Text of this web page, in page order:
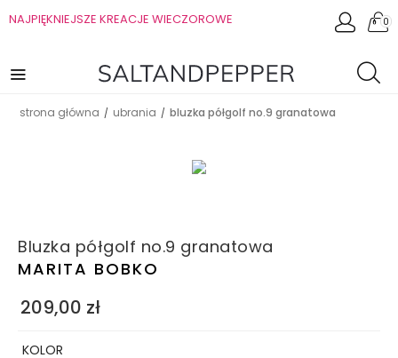
NAJPIĘKNIEJSZE KREACJE WIECZOROWE 0
strona główna / ubrania / bluzka półgolf no.9 granatowa
Bluzka półgolf no.9 granatowa
MARITA BOBKO
209,00 zł
KOLOR